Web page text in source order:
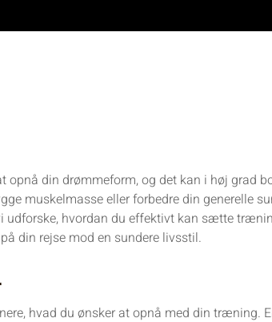
din drømmeform, og det kan i høj grad
muskelmasse eller forbedre din generelle
udforske, hvordan du effektivt kan sætte
din rejse mod en sundere livsstil.
hvad du ønsker at opnå med din træning.